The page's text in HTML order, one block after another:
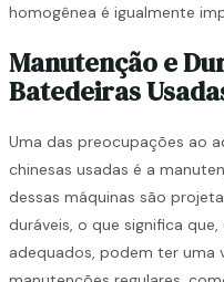
homogênea é igualmente
Manutenção e
Batedeiras
Uma das preocupações ao
chinesas usadas é a
dessas máquinas são
duráveis, o que significa
adequados, podem ter uma